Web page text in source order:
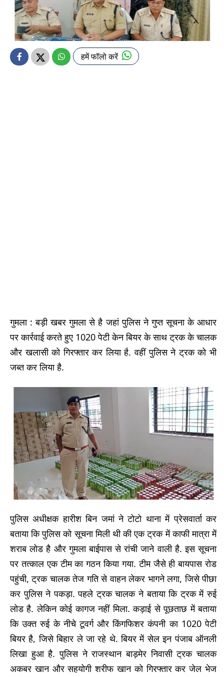
हमें फॉलो करें
गुमला : बड़ी खबर गुमला से है जहां पुलिस ने गुप्त सूचना के आधार
पर कार्रवाई करते हुए 1020 पेटी केन बियर के साथ ट्रक के चालक
और खलासी को गिरफ्तार कर लिया है. वहीं पुलिस ने ट्रक को भी
जब्त कर लिया है.
पुलिस अधीक्षक हारीश बिन जमां ने टोटो थाना में प्रेसवार्ता कर
बताया कि पुलिस को सूचना मिली थी की एक ट्रक में काफी मात्रा में
शराब लोड है और गुमला बाईपास से रांची जाने वाली है. इस सूचना
पर तत्काल एक टीम का गठन किया गया. टीम जैसे ही बायपास रोड
पहुंची, ट्रक चालक तेज गति से वाहन लेकर भागने लगा, जिसे पीछा
कर पुलिस ने पकड़ा. पहले ट्रक चालक ने बताया कि ट्रक में रुई
लोड है. लेकिन कोई कागज नहीं मिला. कड़ाई से पूछताछ में बताया
कि उक्त रुई के नीचे टूवर्ग और किंगफिशर कंपनी का 1020 पेटी
बियर है, जिसे बिहार ले जा रहे थे. बियर में सेल इन पंजाब ऑनली
लिखा हुआ है. पुलिस ने राजस्थान बाड़मेर निवासी ट्रक चालक
अकबर खान और सहयोगी शरीफ खान को गिरफ्तार कर जेल भेज